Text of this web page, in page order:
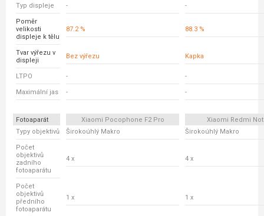
Typ displeje - -
Poměr
velikosti
displeje k tělu
87.2 % 88.3 %
Tvar výřezu v
displeji
Bez výřezu Kapka
LTPO - -
Maximální jas - -
Fotoaparát Xiaomi Pocophone F2 Pro
Xiaomi Redmi
Typy objektivů
Širokoúhlý Makro Širokoúhlý Makro
Počet
objektivů
zadního
fotoaparátu
4 x 4 x
Počet
objektivů
předního
fotoaparátu
1 x 1 x